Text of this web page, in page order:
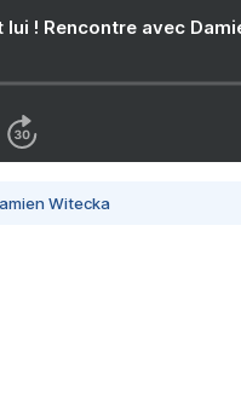
! Rencontre avec
Witecka